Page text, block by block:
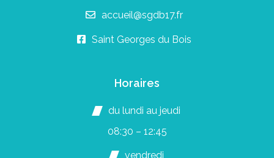
accueil@sgdb17.fr
Saint Georges du Bois
Horaires
du lundi au jeudi
08:30 – 12:45
vendredi